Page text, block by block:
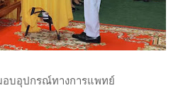
อบอุปกรณ์ทางการแพทย์